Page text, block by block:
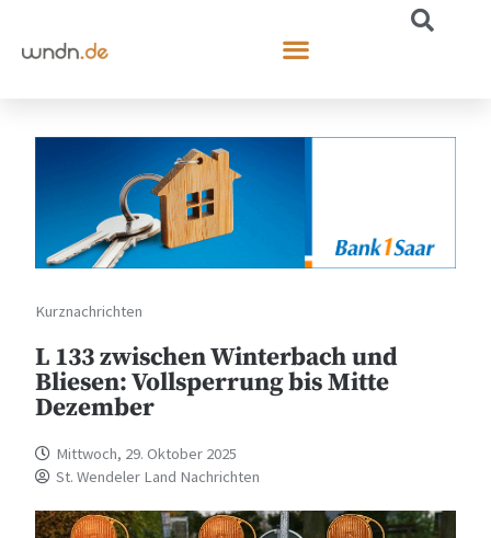
Kurznachrichten
L 133 zwischen Winterbach und
Bliesen: Vollsperrung bis Mitte
Dezember
Mittwoch, 29. Oktober 2025
St. Wendeler Land Nachrichten